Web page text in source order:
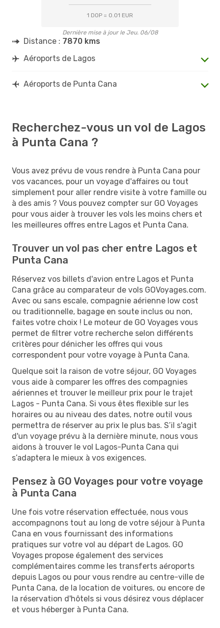
1 DOP = 0.01 EUR
Dernière mise à jour le Jeu. 06/08
Distance : 7870 kms
Aéroports de Lagos
Aéroports de Punta Cana
Recherchez-vous un vol de Lagos
à Punta Cana ?
Vous avez prévu de vous rendre à Punta Cana pour
vos vacances, pour un voyage d'affaires ou tout
simplement pour aller rendre visite à votre famille ou
à des amis ? Vous pouvez compter sur GO Voyages
pour vous aider à trouver les vols les moins chers et
les meilleures offres entre Lagos et Punta Cana.
Trouver un vol pas cher entre Lagos et
Punta Cana
Réservez vos billets d'avion entre Lagos et Punta
Cana grâce au comparateur de vols GOVoyages.com.
Avec ou sans escale, compagnie aérienne low cost
ou traditionnelle, bagage en soute inclus ou non,
faites votre choix ! Le moteur de GO Voyages vous
permet de filtrer votre recherche selon différents
critères pour dénicher les offres qui vous
correspondent pour votre voyage à Punta Cana.
Quelque soit la raison de votre séjour, GO Voyages
vous aide à comparer les offres des compagnies
aériennes et trouver le meilleur prix pour le trajet
Lagos - Punta Cana. Si vous êtes flexible sur les
horaires ou au niveau des dates, notre outil vous
permettra de réserver au prix le plus bas. S’il s'agit
d'un voyage prévu à la dernière minute, nous vous
aidons à trouver le vol Lagos-Punta Cana qui
s’adaptera le mieux à vos exigences.
Pensez à GO Voyages pour votre voyage
à Punta Cana
Une fois votre réservation effectuée, nous vous
accompagnons tout au long de votre séjour à Punta
Cana en vous fournissant des informations
pratiques sur votre vol au départ de Lagos. GO
Voyages propose également des services
complémentaires comme les transferts aéroports
depuis Lagos ou pour vous rendre au centre-ville de
Punta Cana, de la location de voitures, ou encore de
la réservation d'hôtels si vous désirez vous déplacer
et vous héberger à Punta Cana.